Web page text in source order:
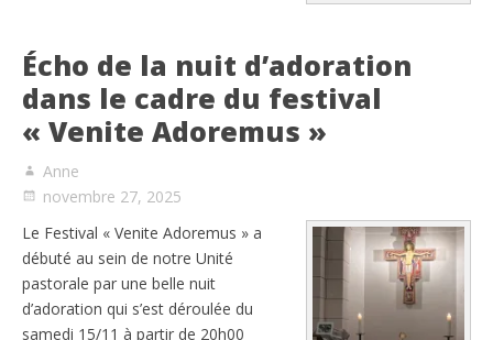
Écho de la nuit d’adoration
dans le cadre du festival
« Venite Adoremus »
Anne
novembre 27, 2025
Le Festival « Venite Adoremus » a
débuté au sein de notre Unité
pastorale par une belle nuit
d’adoration qui s’est déroulée du
samedi 15/11 à partir de 20h00